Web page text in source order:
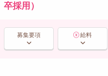
卒採用）
募集要項 給料